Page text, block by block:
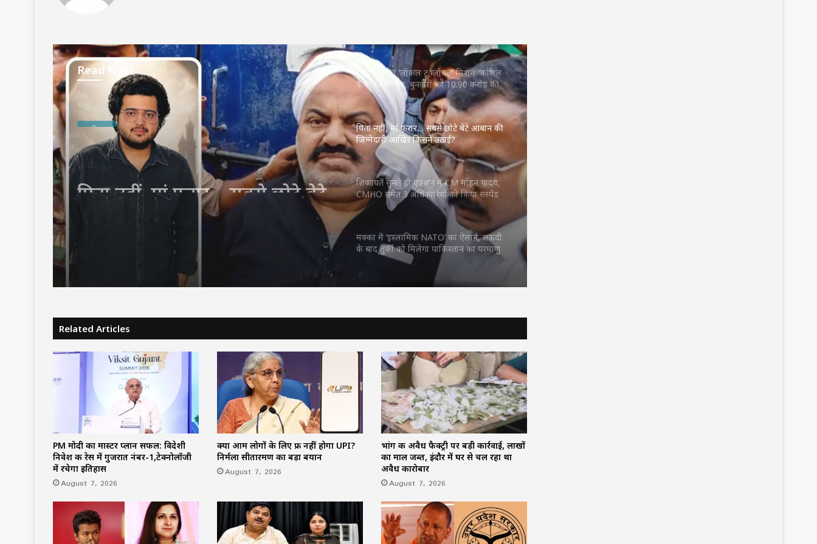
Read Next
छत्तीसगढ़
August 7, 2026
पिता नहीं, मां फरार… सबसे छोटे बेटे
आबान की जिम्मेदारी आखिर किसने
उठाई?
CM साय का ‘लोकल टू ग्लोबल’ मिशन: ‘कोशल
फैब’ की लॉन्चिंग, बुनकरों को 10.90 करोड़ की
मदद; आत्मसमर्पित महिलाओं ने किया रैंप वॉक
पिता नहीं, मां फरार… सबसे छोटे बेटे आबान की
जिम्मेदारी आखिर किसने उठाई?
शिकायतें सुनते ही एक्शन में CM मोहन यादव,
CMHO समेत 3 अधिकारियों को किया सस्पेंड
मक्का में ‘इस्लामिक NATO’ का ऐलान, सऊदी
के बाद तुर्की को मिलेगा पाकिस्तान का परमाणु
महतारी वंदन की 30वीं किस्त जारी : CM साय ने
फैब’ की लॉन्चिंग, बुनकरों को 10.90 करोड़ की
मदद; आत्मसमर्पित महिलाओं ने किया रैंप वॉक
पिता नहीं, मां फरार… सबसे छोटे बेटे आबान की
जिम्मेदारी आखिर किसने उठाई?
शिकायतें सुनते ही एक्शन में CM मोहन यादव,
CMHO समेत 3 अधिकारियों को किया सस्पेंड
मक्का में ‘इस्लामिक NATO’ का ऐलान, सऊदी
के बाद तुर्की को मिलेगा पाकिस्तान का परमाणु
कवच
Related Articles
PM मोदी का मास्टर प्लान सफल: विदेशी
निवेश की रेस में गुजरात नंबर-1,टेक्नोलॉजी
में रचेगा इतिहास
August 7, 2026
क्या आम लोगों के लिए फ्री नहीं होगा UPI?
निर्मला सीतारमण का बड़ा बयान
August 7, 2026
भांग की अवैध फैक्ट्री पर बड़ी कार्रवाई, लाखों
का माल जब्त, इंदौर में घर से चल रहा था
अवैध कारोबार
August 7, 2026